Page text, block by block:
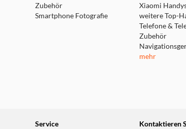
Zubehör
Smartphone Fotografie
Xiaomi
weitere Top-
Telefone &
Zubehör
mehr
Service Kontaktieren